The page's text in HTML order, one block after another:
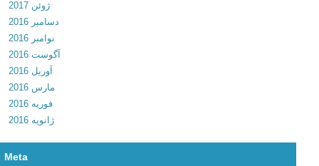
د
ب
ر
ا
م
ه
ژوئن 2017
دسامبر 2016
نوامبر 2016
آگوست 2016
آوریل 2016
مارس 2016
فوریه 2016
ژانویه 2016
Meta